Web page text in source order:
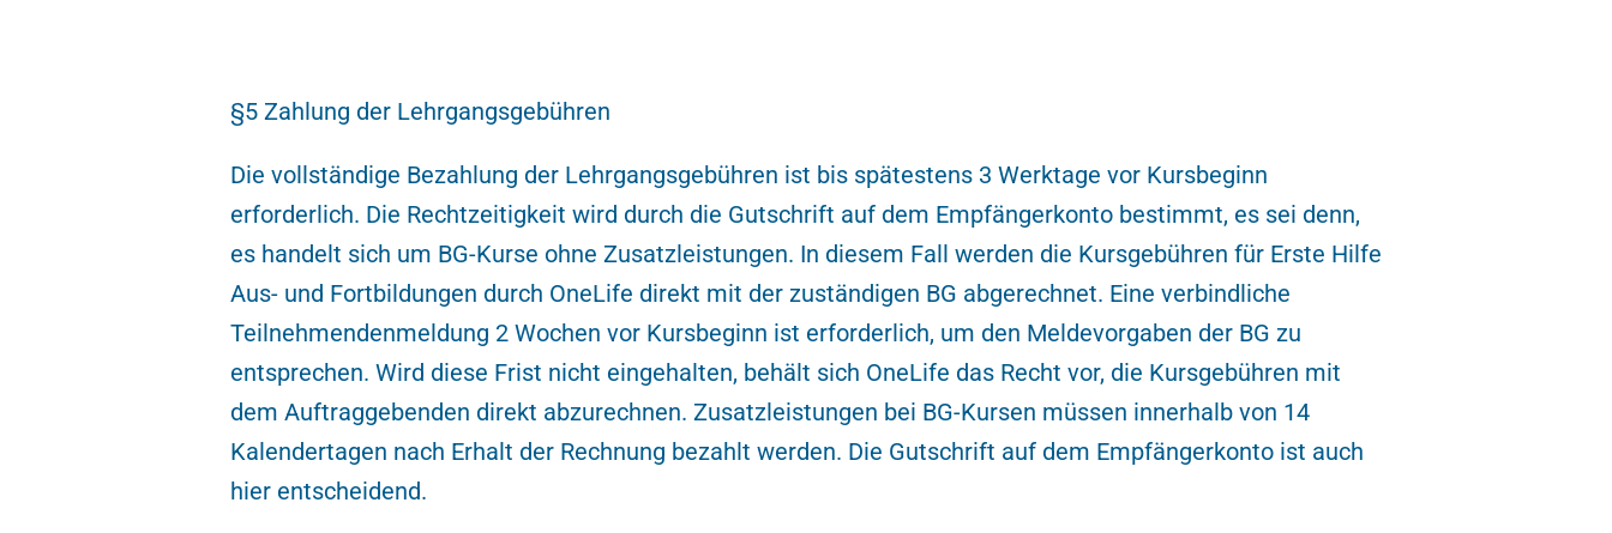
§5 Zahlung der Lehrgangsgebühren
Die vollständige Bezahlung der Lehrgangsgebühren ist bis spätestens 3 Werktage vor Kursbeginn
erforderlich. Die Rechtzeitigkeit wird durch die Gutschrift auf dem Empfängerkonto bestimmt, es sei denn,
es handelt sich um BG-Kurse ohne Zusatzleistungen. In diesem Fall werden die Kursgebühren für Erste Hilfe
Aus- und Fortbildungen durch OneLife direkt mit der zuständigen BG abgerechnet. Eine verbindliche
Teilnehmendenmeldung 2 Wochen vor Kursbeginn ist erforderlich, um den Meldevorgaben der BG zu
entsprechen. Wird diese Frist nicht eingehalten, behält sich OneLife das Recht vor, die Kursgebühren mit
dem Auftraggebenden direkt abzurechnen. Zusatzleistungen bei BG-Kursen müssen innerhalb von 14
Kalendertagen nach Erhalt der Rechnung bezahlt werden. Die Gutschrift auf dem Empfängerkonto ist auch
hier entscheidend.